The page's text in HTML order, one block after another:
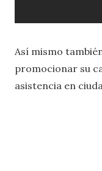
Así mismo
promocionar su
asistencia en